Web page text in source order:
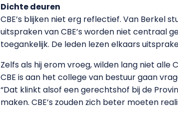
Dichte deuren
CBE’s blijken niet erg reflectief. Van Berkel
uitspraken van CBE’s worden niet centraal
toegankelijk. De leden lezen elkaars
Zelfs als hij erom vroeg, wilden lang niet alle
CBE is aan het college van bestuur gaan
“Dat klinkt alsof een gerechtshof bij de
maken. CBE’s zouden zich beter moeten